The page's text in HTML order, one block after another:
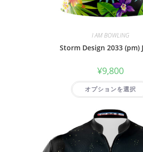
I AM BOWLING
Storm Design 2033 (pm)
¥9,800
オプションを選択